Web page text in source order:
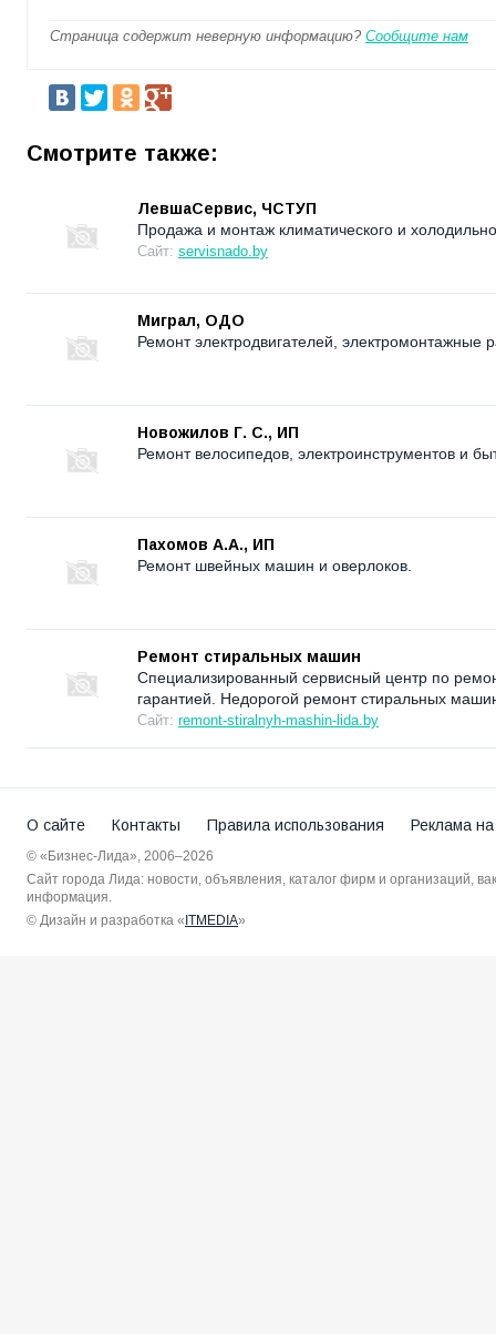
Страница содержит неверную информацию? Сообщите нам
Смотрите также:
ЛевшаСервис, ЧСТУП
Продажа и монтаж климатического и
Сайт: servisnado.by
Миграл, ОДО
Ремонт электродвигателей, электромонтажные
Новожилов Г. С., ИП
Ремонт велосипедов, электроинструментов и
Пахомов А.А., ИП
Ремонт швейных машин и оверлоков.
Ремонт стиральных машин
Специализированный сервисный центр по
гарантией. Недорогой ремонт стиральных
Сайт: remont-stiralnyh-mashin-lida.by
О сайте Контакты Правила использования Реклама
© «Бизнес-Лида», 2006–2026
Сайт города Лида: новости, объявления, каталог фирм и организаций,
информация.
© Дизайн и разработка « ITMEDIA»